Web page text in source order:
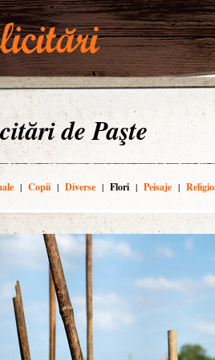
de Paşte
| Copii | Diverse | Flori | Peisaje |